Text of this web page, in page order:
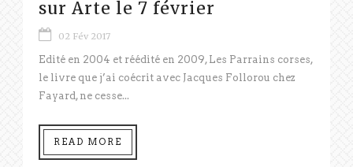
sur Arte le 7 février
02 Fév 2017
Edité en 2004 et réédité en 2009, Les Parrains corses,
le livre que j’ai coécrit avec Jacques Follorou chez
Fayard, ne cesse...
READ MORE